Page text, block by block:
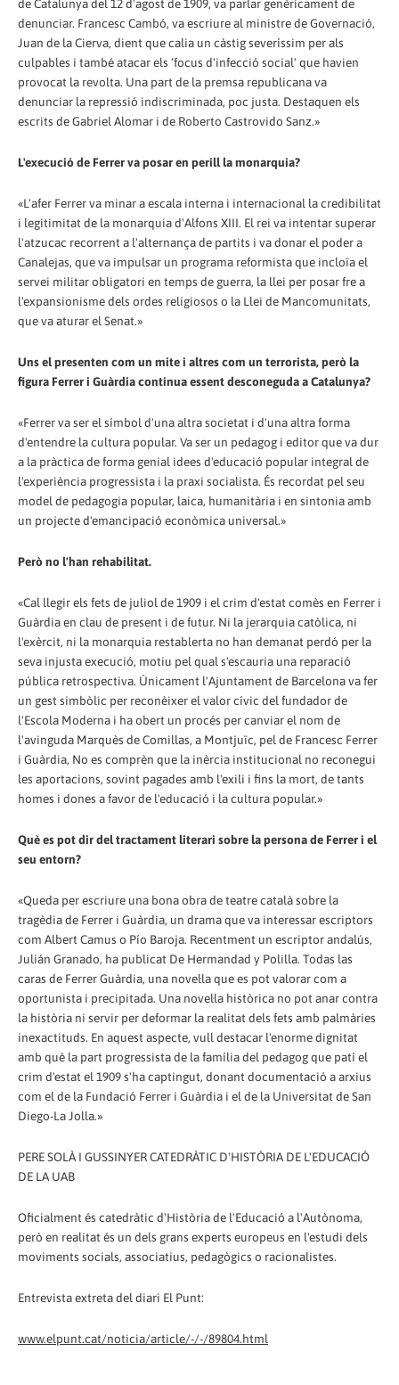
de Catalunya del 12 d'agost de 1909, va parlar genèricament de
denunciar. Francesc Cambó, va escriure al ministre de Governació,
Juan de la Cierva, dient que calia un càstig severíssim per als
culpables i també atacar els ‘focus d'infecció social' que havien
provocat la revolta. Una part de la premsa republicana va
denunciar la repressió indiscriminada, poc justa. Destaquen els
escrits de Gabriel Alomar i de Roberto Castrovido Sanz.»
L'execució de Ferrer va posar en perill la monarquia?
«L'afer Ferrer va minar a escala interna i internacional la credibilitat
i legitimitat de la monarquia d'Alfons XIII. El rei va intentar superar
l'atzucac recorrent a l'alternança de partits i va donar el poder a
Canalejas, que va impulsar un programa reformista que incloïa el
servei militar obligatori en temps de guerra, la llei per posar fre a
l'expansionisme dels ordes religiosos o la Llei de Mancomunitats,
que va aturar el Senat.»
Uns el presenten com un mite i altres com un terrorista, però la
figura Ferrer i Guàrdia continua essent desconeguda a Catalunya?
«Ferrer va ser el símbol d'una altra societat i d'una altra forma
d'entendre la cultura popular. Va ser un pedagog i editor que va dur
a la pràctica de forma genial idees d'educació popular integral de
l'experiència progressista i la praxi socialista. És recordat pel seu
model de pedagogia popular, laica, humanitària i en sintonia amb
un projecte d'emancipació econòmica universal.»
Però no l'han rehabilitat.
«Cal llegir els fets de juliol de 1909 i el crim d'estat comès en Ferrer i
Guàrdia en clau de present i de futur. Ni la jerarquia catòlica, ni
l'exèrcit, ni la monarquia restablerta no han demanat perdó per la
seva injusta execució, motiu pel qual s'escauria una reparació
pública retrospectiva. Únicament l'Ajuntament de Barcelona va fer
un gest simbòlic per reconèixer el valor cívic del fundador de
l'Escola Moderna i ha obert un procés per canviar el nom de
l'avinguda Marquès de Comillas, a Montjuïc, pel de Francesc Ferrer
i Guàrdia, No es comprèn que la inèrcia institucional no reconegui
les aportacions, sovint pagades amb l'exili i fins la mort, de tants
homes i dones a favor de l'educació i la cultura popular.»
Què es pot dir del tractament literari sobre la persona de Ferrer i el
seu entorn?
«Queda per escriure una bona obra de teatre català sobre la
tragèdia de Ferrer i Guàrdia, un drama que va interessar escriptors
com Albert Camus o Pío Baroja. Recentment un escriptor andalús,
Julián Granado, ha publicat De Hermandad y Polilla. Todas las
caras de Ferrer Guàrdia, una novel·la que es pot valorar com a
oportunista i precipitada. Una novel·la històrica no pot anar contra
la història ni servir per deformar la realitat dels fets amb palmàries
inexactituds. En aquest aspecte, vull destacar l'enorme dignitat
amb què la part progressista de la família del pedagog que patí el
crim d'estat el 1909 s'ha captingut, donant documentació a arxius
com el de la Fundació Ferrer i Guàrdia i el de la Universitat de San
Diego-La Jolla.»
PERE SOLÀ I GUSSINYER CATEDRÀTIC D'HISTÒRIA DE L'EDUCACIÓ
DE LA UAB
Oficialment és catedràtic d'Història de l'Educació a l'Autònoma,
però en realitat és un dels grans experts europeus en l'estudi dels
moviments socials, associatius, pedagògics o racionalistes.
Entrevista extreta del diari El Punt:
www.elpunt.cat/noticia/article/-/-/89804.html